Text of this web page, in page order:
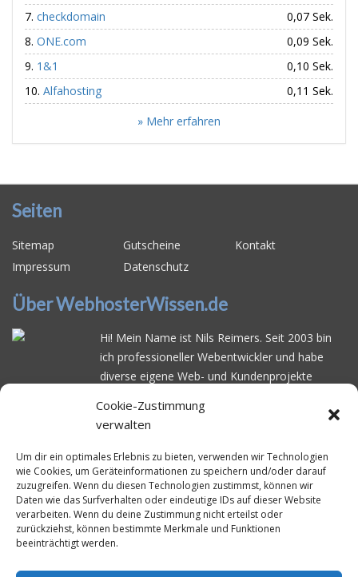
Cookie-Zustimmung
verwalten
Um dir ein optimales Erlebnis zu bieten, verwenden wir Technologien
wie Cookies, um Geräteinformationen zu speichern und/oder darauf
zuzugreifen. Wenn du diesen Technologien zustimmst, können wir
Daten wie das Surfverhalten oder eindeutige IDs auf dieser Website
verarbeiten. Wenn du deine Zustimmung nicht erteilst oder
zurückziehst, können bestimmte Merkmale und Funktionen
beeinträchtigt werden.
checkdomain
0,07 Sek.
ONE.com
0,09 Sek.
1&1
0,10 Sek.
Alfahosting
0,11 Sek.
» Mehr erfahren
Seiten
Sitemap Gutscheine
Kontakt
Impressum
Datenschutz
Über WebhosterWissen.de
Hi! Mein Name ist Nils Reimers. Seit 2003 bin
ich professioneller Webentwickler und habe
diverse eigene Web- und Kundenprojekte
schwierig ist gutes Webhosting zu finden: Bei
vielen Anbietern ärgert man sich über
Serverausfälleoder überlangsame
Ladezeiten. Deswegen habe ich im Mai 2016
angefangen, die bekanntesten Webhoster
systematisch zu testen und deren
Erreichbarkeit und Ladezeit für eine typische
Website basierend auf dem beliebten CMS-
System WordPress zu protokollieren. Auf